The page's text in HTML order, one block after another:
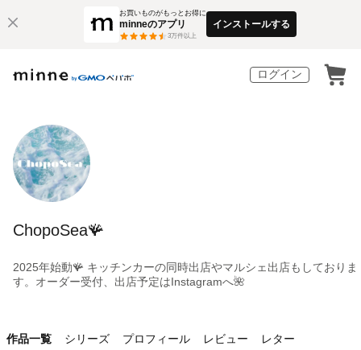
お買いものがもっとお得に
minneのアプリ
3万件以上
インストールする
ログイン
ChopoSea🪸
2025年始動🪸 キッチンカーの同時出店やマルシェ出店もしておりま
す。オーダー受付、出店予定はInstagramへ🌺
作品一覧 シリーズ プロフィール レビュー レター